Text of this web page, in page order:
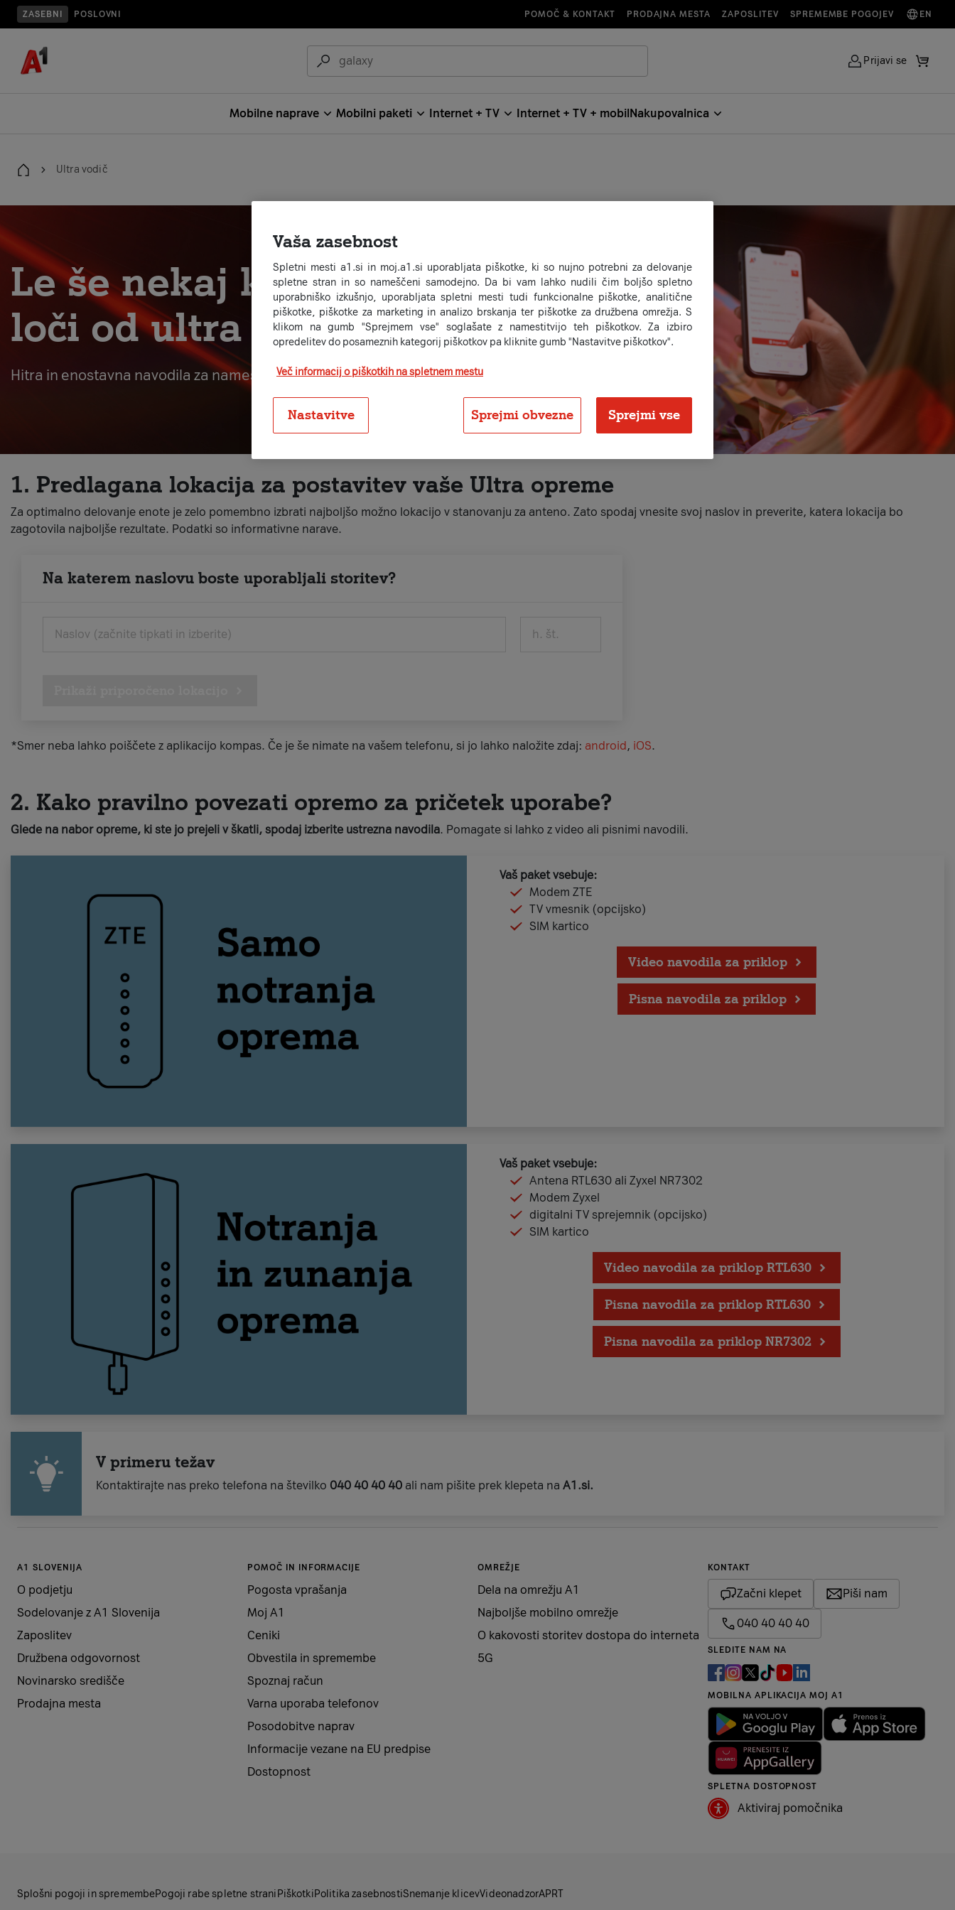
ZASEBNI POSLOVNI POMOČ & KONTAKT PRODAJNA MESTA ZAPOSLITEV SPREMEMBE POGOJEV EN
Mobilne naprave Mobilni paketi Internet + TV Internet + TV + mobilNakupovalnica
Prijavi se
Domov
Ultra vodič
Le še nekaj korakov vas
loči od ultra izkušnje!
Hitra in enostavna navodila za namestitev.
1. Predlagana lokacija za postavitev vaše Ultra opreme
Za optimalno delovanje enote je zelo pomembno izbrati najboljšo možno lokacijo v stanovanju za anteno. Zato spodaj vnesite svoj naslov in preverite, katera lokacija bo
zagotovila najboljše rezultate. Podatki so informativne narave.
Na katerem naslovu boste uporabljali storitev?
Naslov (začnite tipkati in izberite) h. št.
*Smer neba lahko poiščete z aplikacijo kompas. Če je še nimate na vašem telefonu, si jo lahko naložite zdaj: android, iOS.
2. Kako pravilno povezati opremo za pričetek uporabe?
Glede na nabor opreme, ki ste jo prejeli v škatli, spodaj izberite ustrezna navodila. Pomagate si lahko z video ali pisnimi navodili.
Vaš paket vsebuje:
Modem ZTE
TV vmesnik (opcijsko)
SIM kartico
Video navodila za priklop
Pisna navodila za priklop
Vaš paket vsebuje:
Antena RTL630 ali Zyxel NR7302
Modem Zyxel
digitalni TV sprejemnik (opcijsko)
SIM kartico
Video navodila za priklop RTL630
Pisna navodila za priklop RTL630
Pisna navodila za priklop NR7302
V primeru težav
Kontaktirajte nas preko telefona na številko 040 40 40 40 ali nam pišite prek klepeta na A1.si.
A1 SLOVENIJA
O podjetju
Sodelovanje z A1 Slovenija
Zaposlitev
Družbena odgovornost
Novinarsko središče
Prodajna mesta
POMOČ IN INFORMACIJE
Pogosta vprašanja
Moj A1
Ceniki
Obvestila in spremembe
Spoznaj račun
Varna uporaba telefonov
Posodobitve naprav
Informacije vezane na EU predpise
Dostopnost
OMREŽJE
Dela na omrežju A1
Najboljše mobilno omrežje
O kakovosti storitev dostopa do interneta
5G
KONTAKT
Začni klepet Piši nam
040 40 40 40
SLEDITE NAM NA
MOBILNA APLIKACIJA MOJ A1
SPLETNA DOSTOPNOST
Aktiviraj pomočnika
Splošni pogoji in spremembePogoji rabe spletne straniPiškotkiPolitika zasebnostiSnemanje klicevVideonadzorAPRT
Vaša zasebnost
Spletni mesti a1.si in moj.a1.si uporabljata piškotke, ki so nujno potrebni za delovanje
spletne stran in so nameščeni samodejno. Da bi vam lahko nudili čim boljšo spletno
uporabniško izkušnjo, uporabljata spletni mesti tudi funkcionalne piškotke, analitične
piškotke, piškotke za marketing in analizo brskanja ter piškotke za družbena omrežja. S
klikom na gumb "Sprejmem vse" soglašate z namestitvijo teh piškotkov. Za izbiro
opredelitev do posameznih kategorij piškotkov pa kliknite gumb "Nastavitve piškotkov".
Več informacij o piškotkih na spletnem mestu
Nastavitve Sprejmi obvezne Sprejmi vse